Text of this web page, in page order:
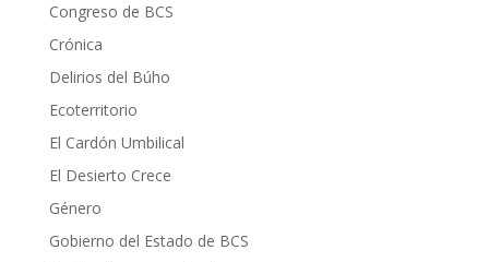
Congreso de BCS
Crónica
Delirios del Búho
Ecoterritorio
El Cardón Umbilical
El Desierto Crece
Género
Gobierno del Estado de BCS